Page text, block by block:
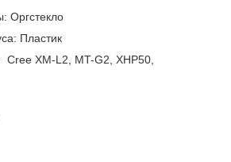
Оргстекло
Пластик
Cree XM-L2, MT-G2, XHP50,